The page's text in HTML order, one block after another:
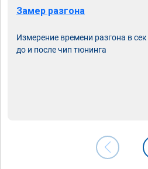
Замер разгона
Измерение времени разгона в
до и после чип тюнинга